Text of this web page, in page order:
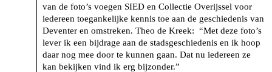
van de foto’s voegen SIED en Collectie Overijssel voor
iedereen toegankelijke kennis toe aan de geschiedenis van
Deventer en omstreken. Theo de Kreek: “Met deze foto’s
lever ik een bijdrage aan de stadsgeschiedenis en ik hoop
daar nog mee door te kunnen gaan. Dat nu iedereen ze
kan bekijken vind ik erg bijzonder.”